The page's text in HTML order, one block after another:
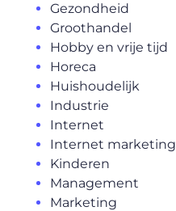
Gezondheid
Groothandel
Hobby en vrije tijd
Horeca
Huishoudelijk
Industrie
Internet
Internet marketing
Kinderen
Management
Marketing